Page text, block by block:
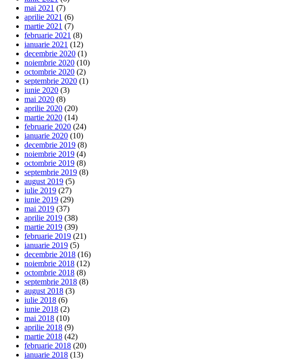
mai 2021 (7)
aprilie 2021 (6)
martie 2021 (7)
februarie 2021 (8)
ianuarie 2021 (12)
decembrie 2020 (1)
noiembrie 2020 (10)
octombrie 2020 (2)
septembrie 2020 (1)
iunie 2020 (3)
mai 2020 (8)
aprilie 2020 (20)
martie 2020 (14)
februarie 2020 (24)
ianuarie 2020 (10)
decembrie 2019 (8)
noiembrie 2019 (4)
octombrie 2019 (8)
septembrie 2019 (8)
august 2019 (5)
iulie 2019 (27)
iunie 2019 (29)
mai 2019 (37)
aprilie 2019 (38)
martie 2019 (39)
februarie 2019 (21)
ianuarie 2019 (5)
decembrie 2018 (16)
noiembrie 2018 (12)
octombrie 2018 (8)
septembrie 2018 (8)
august 2018 (3)
iulie 2018 (6)
iunie 2018 (2)
mai 2018 (10)
aprilie 2018 (9)
martie 2018 (42)
februarie 2018 (20)
ianuarie 2018 (13)